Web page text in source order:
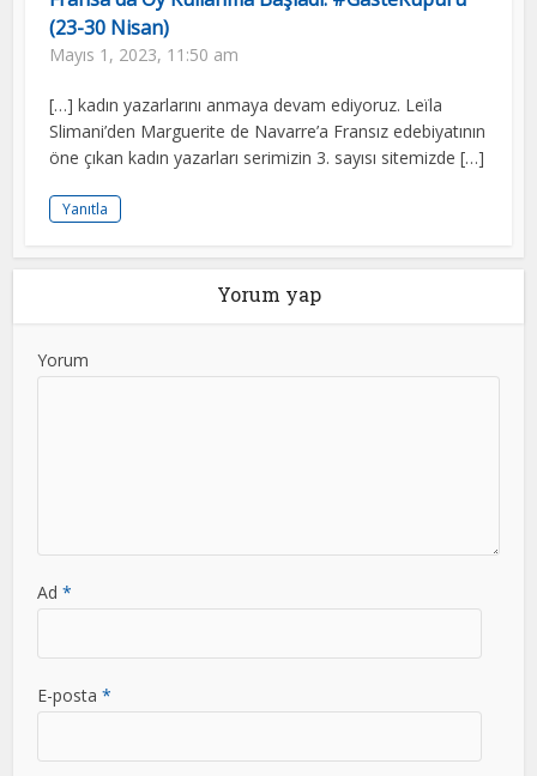
(23-30 Nisan)
Mayıs 1, 2023, 11:50 am
[…] kadın yazarlarını anmaya devam ediyoruz. Leïla
Slimani’den Marguerite de Navarre’a Fransız edebiyatının
öne çıkan kadın yazarları serimizin 3. sayısı sitemizde […]
Yanıtla
Yorum yap
Yorum
Ad*
E-posta*